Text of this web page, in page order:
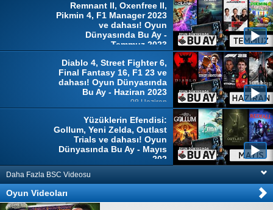
Remnant II, Oxenfree II,
Pikmin 4, F1 Manager 2023
ve dahası! Oyun
Dünyasında Bu Ay -
Temmuz 2023
Diablo 4, Street Fighter 6,
Final Fantasy 16, F1 23 ve
dahası! Oyun Dünyasında
Bu Ay - Haziran 2023
08 Haziran
Yüzüklerin Efendisi:
Gollum, Yeni Zelda, Outlast
Trials ve dahası! Oyun
Dünyasında Bu Ay - Mayıs
202
Daha Fazla BSC Videosu
Oyun Videoları